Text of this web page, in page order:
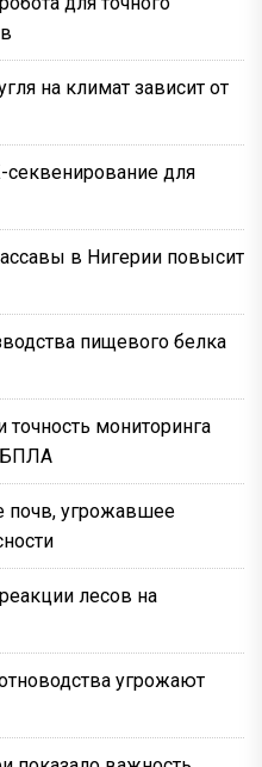
на климат зависит от
для
в Нигерии повысит
пищевого белка
мониторинга
БПЛА
почв, угрожавшее
лесов на
угрожают